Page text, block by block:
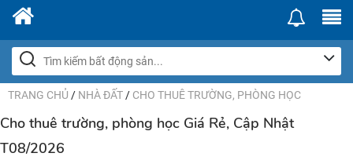
TRANG CHỦ / NHÀ ĐẤT / CHO THUÊ TRƯỜNG, PHÒNG HỌC
Cho thuê trường, phòng học Giá Rẻ, Cập Nhật
T08/2026